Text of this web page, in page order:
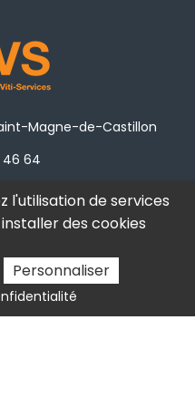
Magne-de-Castillon
46 64
l'utilisation de services
des cookies
Personnaliser